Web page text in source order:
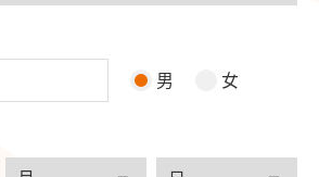
男 女